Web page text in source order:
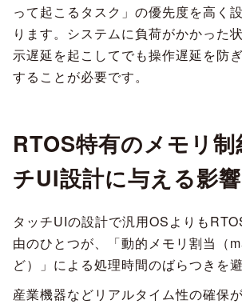
って起こるタスク」の優先度を高く
ります。システムに負荷がかかった
示遅延を起こしてでも操作遅延を防
することが必要です。
RTOS特有のメモリ制
チUI設計に与える影響
タッチUIの設計で汎用OSよりも
由のひとつが、「動的メモリ割当（
ど）」による処理時間のばらつきを
産業機器などリアルタイム性の確保